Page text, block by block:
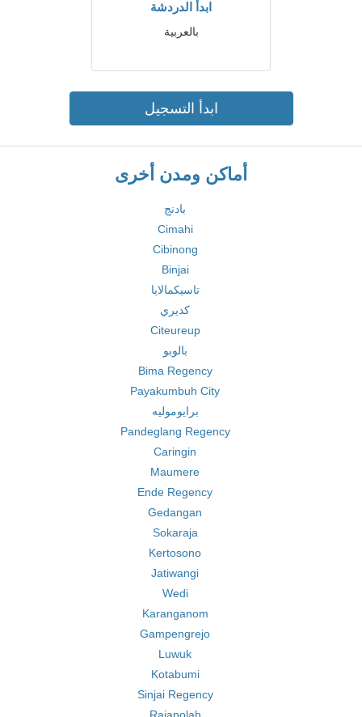
ابدأ الدردشة
بالعربية
ابدأ التسجيل
أماكن ومدن أخرى
بادنج
Cimahi
Cibinong
Binjai
تاسيكمالايا
كديري
Citeureup
بالوبو
Bima Regency
Payakumbuh City
برايوموليه
Pandeglang Regency
Caringin
Maumere
Ende Regency
Gedangan
Sokaraja
Kertosono
Jatiwangi
Wedi
Karanganom
Gampengrejo
Luwuk
Kotabumi
Sinjai Regency